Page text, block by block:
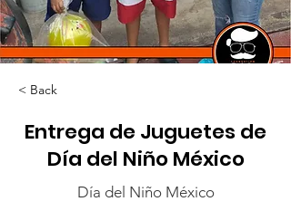
< Back
Entrega de Juguetes de
Día del Niño México
Día del Niño México